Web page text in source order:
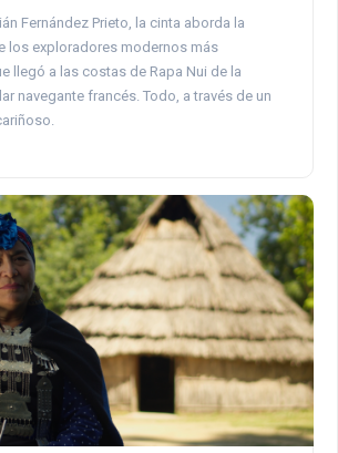
Fernández Prieto, la cinta aborda la
los exploradores modernos más
llegó a las costas de Rapa Nui de la
navegante francés. Todo, a través de un